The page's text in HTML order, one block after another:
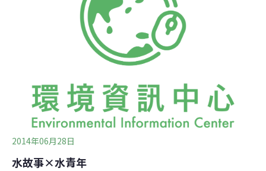
好，批評者認為抽調大量河水將進一步損及已漸漸枯竭的
河川，且對地方今後投資產生不利影響。中國住房和城鄉
建設部副部長仇保興表示，南水北調工程缺乏可持續性，
如果北京能夠回收生活廢水、收集並利用雨水，則可取代
2014年06月28日
水故事×水青年